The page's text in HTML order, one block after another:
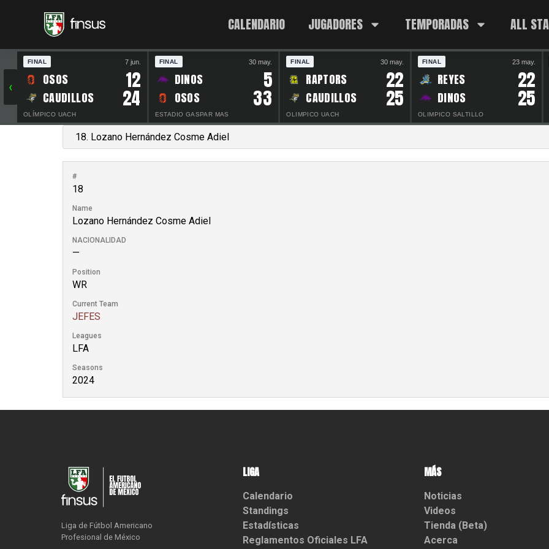
CALENDARIO JUGADORES TEMPORADAS ALL
‹
FINAL 7 jun.
OSOS 12
CAUDILLOS 24
OLÍMPICO UACH
FINAL 30 may.
DINOS 5
OSOS 33
ESTADIO GASPAR MAS
FINAL 30 may.
RAPTORS 22
CAUDILLOS 25
OLIMPICO UACH
FINAL 23 may.
REYES 22
DINOS 25
OLIMPICO SALTILLO
#
18
Name
Lozano Hernández Cosme Adiel
NACIONALIDAD
—
Position
WR
Current Team
JEFES
Leagues
LFA
Seasons
2024
Liga de Fútbol Americano
Profesional de México
LIGA
Calendario
Standings
Estadísticas
Reglamentos Oficiales LFA
MÁS
Noticias
Videos
Tienda (Beta)
Acerca